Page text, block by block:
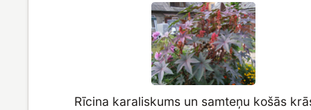
Rīcina karaliskums un samteņu košās